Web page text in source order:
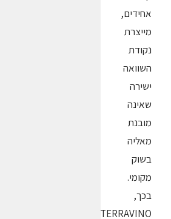
אחידים,
מייצרת
נקודת
השוואה
ישירה
שאינה
מובנת
מאליה
בשוק
מקומי.
בכך,
TERRAVINO